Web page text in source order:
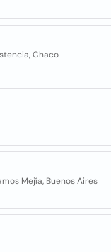
Chaco
Mejía, Buenos Aires